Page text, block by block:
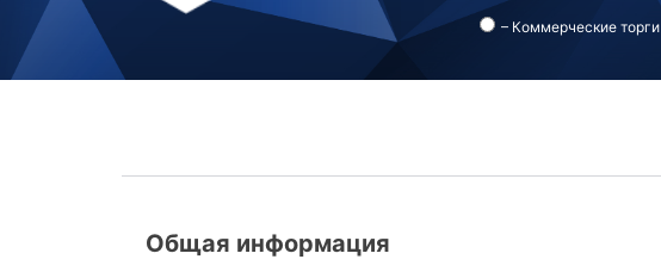
– Коммерческие торги
Общая информация